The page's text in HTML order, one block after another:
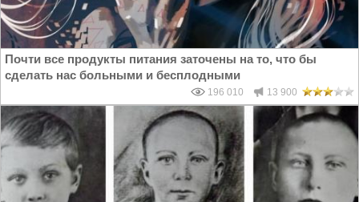
Почти все продукты питания заточены на то, что бы
сделать нас больными и бесплодными
196 010 13 900